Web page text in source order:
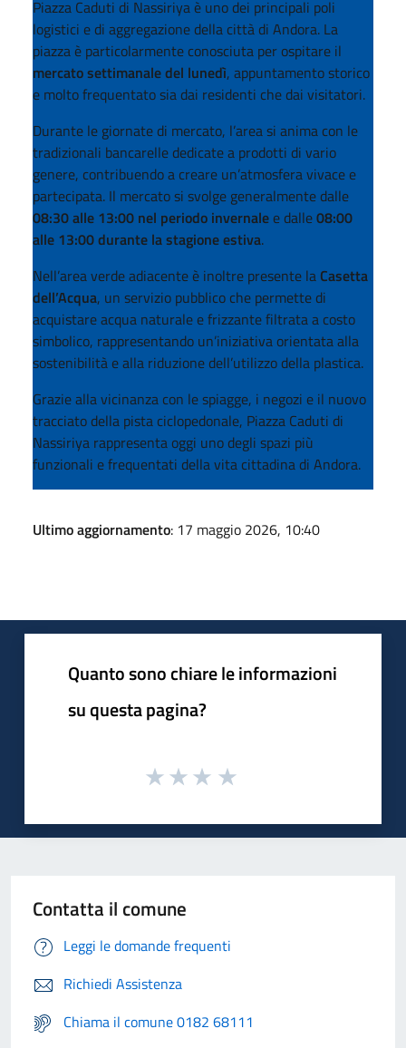
Piazza Caduti di Nassiriya è uno dei principali poli
logistici e di aggregazione della città di Andora. La
piazza è particolarmente conosciuta per ospitare il
mercato settimanale del lunedì, appuntamento storico
e molto frequentato sia dai residenti che dai visitatori.
Durante le giornate di mercato, l’area si anima con le
tradizionali bancarelle dedicate a prodotti di vario
genere, contribuendo a creare un’atmosfera vivace e
partecipata. Il mercato si svolge generalmente dalle
08:30 alle 13:00 nel periodo invernalee dalle08:00
alle 13:00 durante la stagione estiva.
Nell’area verde adiacente è inoltre presente la Casetta
dell’Acqua, un servizio pubblico che permette di
acquistare acqua naturale e frizzante filtrata a costo
simbolico, rappresentando un’iniziativa orientata alla
sostenibilità e alla riduzione dell’utilizzo della plastica.
Grazie alla vicinanza con le spiagge, i negozi e il nuovo
tracciato della pista ciclopedonale, Piazza Caduti di
Nassiriya rappresenta oggi uno degli spazi più
funzionali e frequentati della vita cittadina di Andora.
Ultimo aggiornamento: 17 maggio 2026, 10:40
Quanto sono chiare le informazioni
su questa pagina?
Contatta il comune
Leggi le domande frequenti
Richiedi Assistenza
Chiama il comune 0182 68111